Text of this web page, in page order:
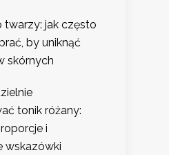
twarzy: jak często
by uniknąć
skórnych
tonik różany:
i
wskazówki